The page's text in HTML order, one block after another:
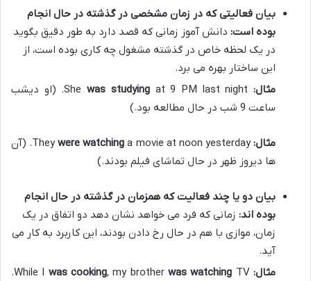
بیان فعالیتی که در زمان مشخصی در گذشته در حال انجام
بوده است: دانش آموز زمانی که قصد دارد به طور دقیق بگوید
در یک لحظه خاص در گذشته مشغول چه کاری بوده است، از
این ساختار بهره می برد.
مثال:She
was studying
at 9 PM last night. (او دیشب
ساعت 9 شب در حال مطالعه بود.)
مثال:They
were watching
a movie at noon yesterday. (آن
ها دیروز ظهر در حال تماشای فیلم بودند.)
بیان دو یا چند فعالیت که همزمان در گذشته در حال انجام
بوده اند: زمانی که فرد می خواهد نشان دهد دو اتفاق در یک
زمان، موازی با هم در حال رخ دادن بودند، این کاربرد به کار می
آید.
مثال:While I
was cooking, my brotherwas watching
TV.